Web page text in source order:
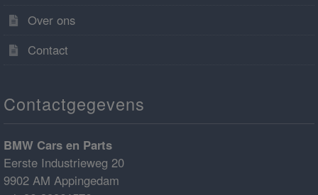
Over ons
Contact
Contactgegevens
BMW Cars en Parts
Eerste Industrieweg 20
9902 AM Appingedam